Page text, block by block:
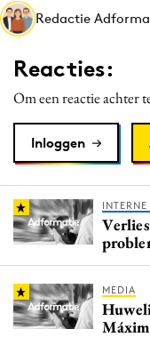
Media
Merkstrategie
PR
Programmatic
Reputatie & crisis
Redactie
Reacties:
Om een reactie achter
Inloggen
MEDIA